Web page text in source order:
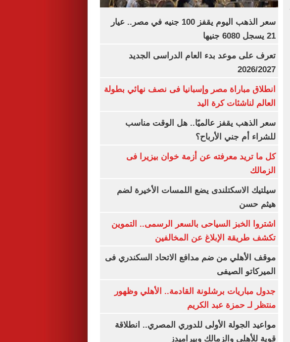
سعر الذهب اليوم يقفز 100 جنيه في مصر.. عيار
21 يسجل 6080 جنيها
تعرف على موعد بدء العام الدراسى الجديد
2026/2027
انطلاق مباراة مصر وإسبانيا فى نصف نهائي بطولة
العالم لناشئات كرة اليد
سعر الذهب يقفز عالميًا.. هل الوقت مناسب
للشراء أم جني الأرباح؟
كل ما تريد معرفته عن أزمة خوان بيزيرا فى
الزمالك
سيلتيك الاسكتلندى يضع اللمسات الأخيرة لضم
هيثم حسن
اشتروا الخبز السياحى بالسعر الرسمى.. التموين
تكشف طريقة الإبلاغ عن المخالفين
موقف الأهلي من ضم مدافع الاتحاد السكندري فى
الميركاتو الصيفى
جدول مباريات برشلونة القادمة.. الأهلي وظهور
منتظر لـ حمزة عبد الكريم
مواعيد الجولة الأولى للدوري المصري.. انطلاقة
قوية للأهلي والزمالك وبيراميدز